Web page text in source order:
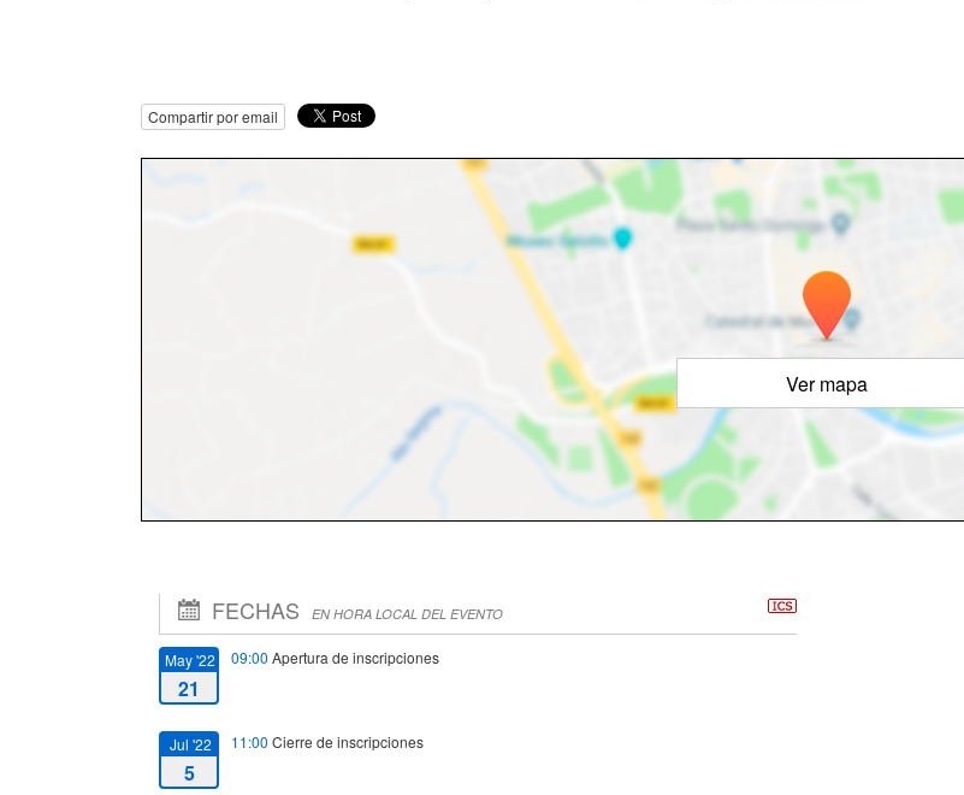
Compartir por email
Ver mapa
FECHAS EN HORA LOCAL DEL EVENTO
May '22
21
09:00 Apertura de inscripciones
Jul '22
5
11:00 Cierre de inscripciones